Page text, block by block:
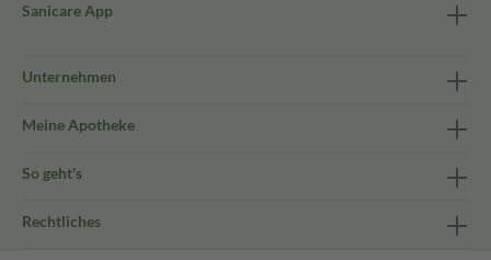
Sanicare App
Unternehmen
Meine Apotheke
So geht's
Rechtliches